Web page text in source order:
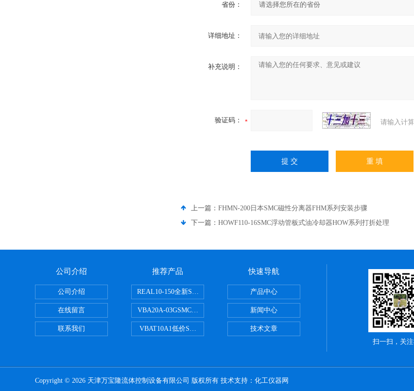
省份：
详细地址：
补充说明：
验证码： 请输入计
上一篇： FHMN-200日本SMC磁性分离器FHM系列安装步骤
下一篇： HOWF110-16SMC浮动管板式油冷却器HOW系列打折处理
公司介绍
公司介绍
在线留言
联系我们
推荐产品
REAL10-150全新SMC正弦无杆缸REA系列,SMC深圳经销商
VBA20A-03GSMC增压阀VBA-X3145系列,SMC电磁阀优点
VBAT10A1低价SMC储气罐VBAT系列,SMC气动服务网
快速导航
产品中心
新闻中心
技术文章
扫一扫，关
Copyright © 2026 天津万宝隆流体控制设备有限公司 版权所有 技术支持： 化工仪器网